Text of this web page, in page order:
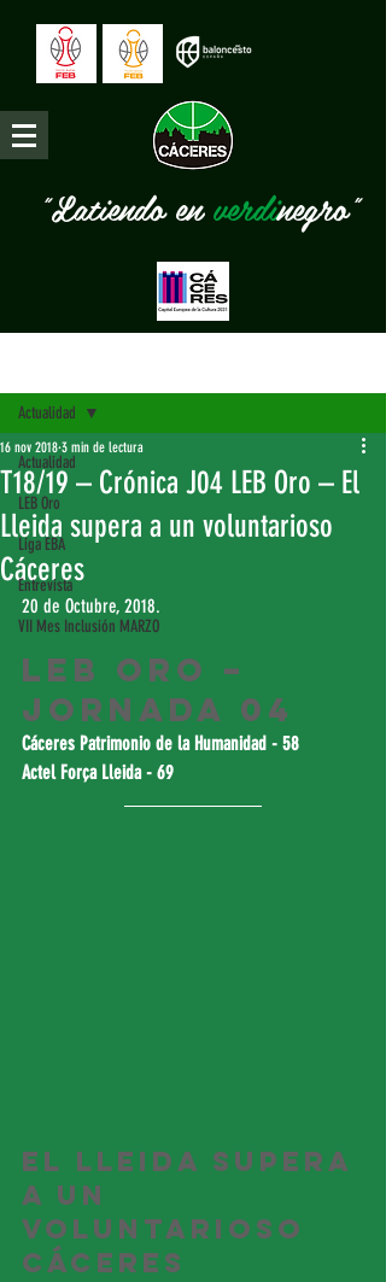
"Latiendo enverdinegro"
Actualidad
LEB Oro
Liga EBA
Entrevista
VII Mes Inclusión MARZO
Actualidad
T18/19 – Crónica J04 LEB Oro – El
Lleida supera a un voluntarioso
Cáceres
16 nov 2018 3 min de lectura
20 de Octubre, 2018.
LEB Oro –
Jornada 04
Cáceres Patrimonio de la Humanidad - 58
Actel Força Lleida - 69
El Lleida supera
a un
voluntarioso
Cáceres